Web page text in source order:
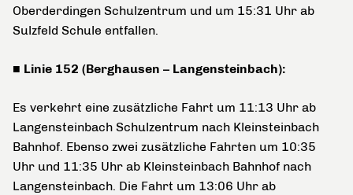
Oberderdingen Schulzentrum und um 15:31 Uhr ab
Sulzfeld Schule entfallen.
■ Linie 152 (Berghausen – Langensteinbach):
Es verkehrt eine zusätzliche Fahrt um 11:13 Uhr ab
Langensteinbach Schulzentrum nach Kleinsteinbach
Bahnhof. Ebenso zwei zusätzliche Fahrten um 10:35
Uhr und 11:35 Uhr ab Kleinsteinbach Bahnhof nach
Langensteinbach. Die Fahrt um 13:06 Uhr ab